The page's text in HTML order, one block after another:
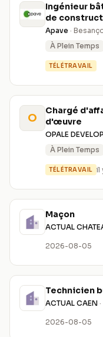
Ingénieur
de
Apave ·
À Plein Temps
TÉLÉTRAVAIL
O
Chargé
d'œuvre
OPALE
À Plein Temps
TÉLÉTRAVAIL il
Maçon
ACTUAL
2026-08-05
Technicien
ACTUAL CAEN
2026-08-05